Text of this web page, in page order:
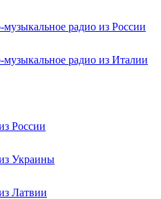
музыкальное радио из России
музыкальное радио из Италии
России
Украины
Латвии